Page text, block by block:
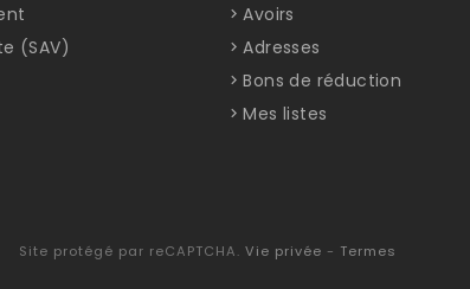
(SAV)
Avoirs
Adresses
Bons de réduction
Mes listes
Site protégé par reCAPTCHA. Vie privée - Termes